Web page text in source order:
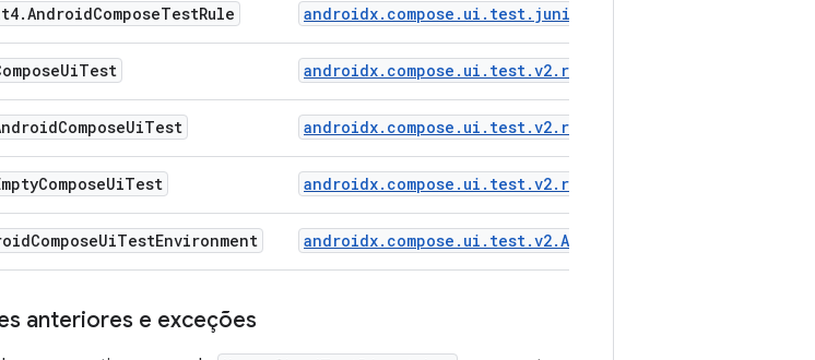
androidx.compose.ui.test.v2.runComposeUiTest
androidx.compose.ui.test.v2.runAndroidComposeUiTest
androidx.compose.ui.test.v2.runEmptyComposeUiTest
anteriores e exceções